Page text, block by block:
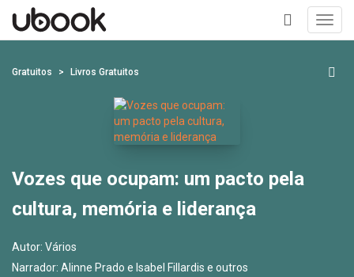
+
Gratuitos Livros Gratuitos
Vozes que ocupam: um pacto pela
cultura, memória e liderança
Autor: Vários
Narrador: Alinne Prado e Isabel Fillardis e outros